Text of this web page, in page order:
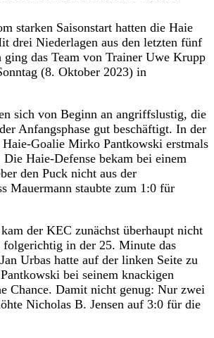
starken Saisonstart hatten die Haie
drei Niederlagen aus den letzten fünf
ging das Team von Trainer Uwe Krupp
(8. Oktober 2023) in
sich von Beginn an angriffslustig, die
Anfangsphase gut beschäftigt. In der
Goalie Mirko Pantkowski erstmals
Haie-Defense bekam bei einem
den Puck nicht aus der
Mauermann staubte zum 1:0 für
der KEC zunächst überhaupt nicht
folgerichtig in der 25. Minute das
Urbas hatte auf der linken Seite zu
bei seinem knackigen
Chance. Damit nicht genug: Nur zwei
Nicholas B. Jensen auf 3:0 für die